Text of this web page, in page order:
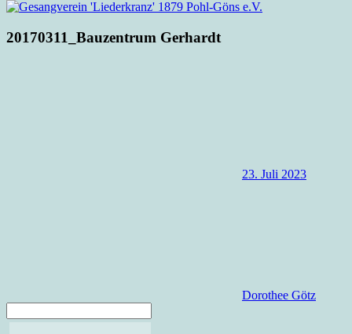
20170311_Bauzentrum Gerhardt
23. Juli 2023
Dorothee Götz